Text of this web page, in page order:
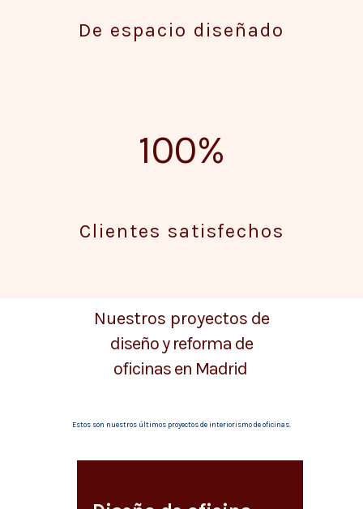
De espacio diseñado
100%
Clientes satisfechos
Nuestros proyectos de
diseño y reforma de
oficinas en Madrid
Estos son nuestros últimos proyectos de interiorismo de oficinas.